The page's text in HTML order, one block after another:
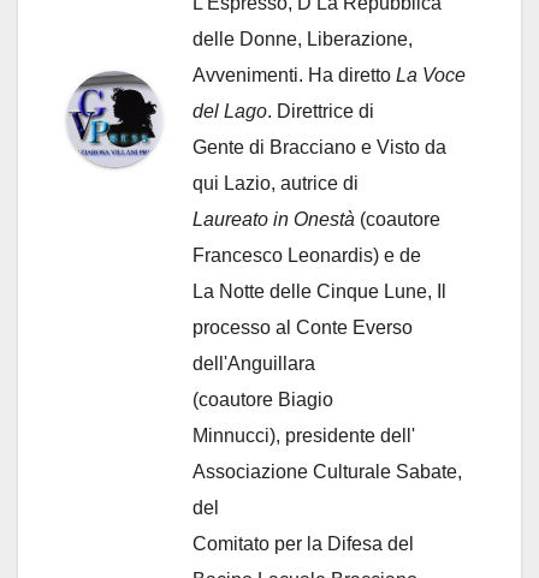
delle Donne, Liberazione,
Avvenimenti. Ha diretto La Voce
del Lago. Direttrice di
Gente di Bracciano e Visto da
qui Lazio, autrice di
Laureato in Onestà (coautore
Francesco Leonardis) e de
La Notte delle Cinque Lune, Il
processo al Conte Everso
dell'Anguillara
(coautore Biagio
Minnucci), presidente dell'
Associazione Culturale Sabate,
del
Comitato per la Difesa del